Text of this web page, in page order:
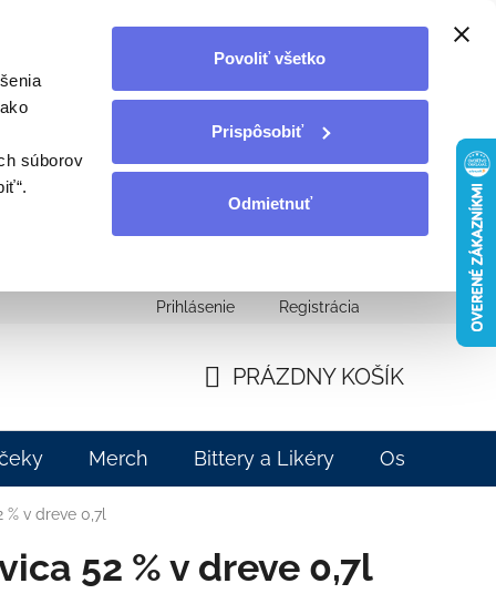
súborov
Povoliť všetko
Prispôsobiť
Odmietnuť
Moja objednávka
Prihlásenie Registrácia
KOŠÍK
PRÁZDNY KOŠÍK
Merch Bittery a Likéry Ostatné
v dreve 0,7l
52 % v dreve 0,7l